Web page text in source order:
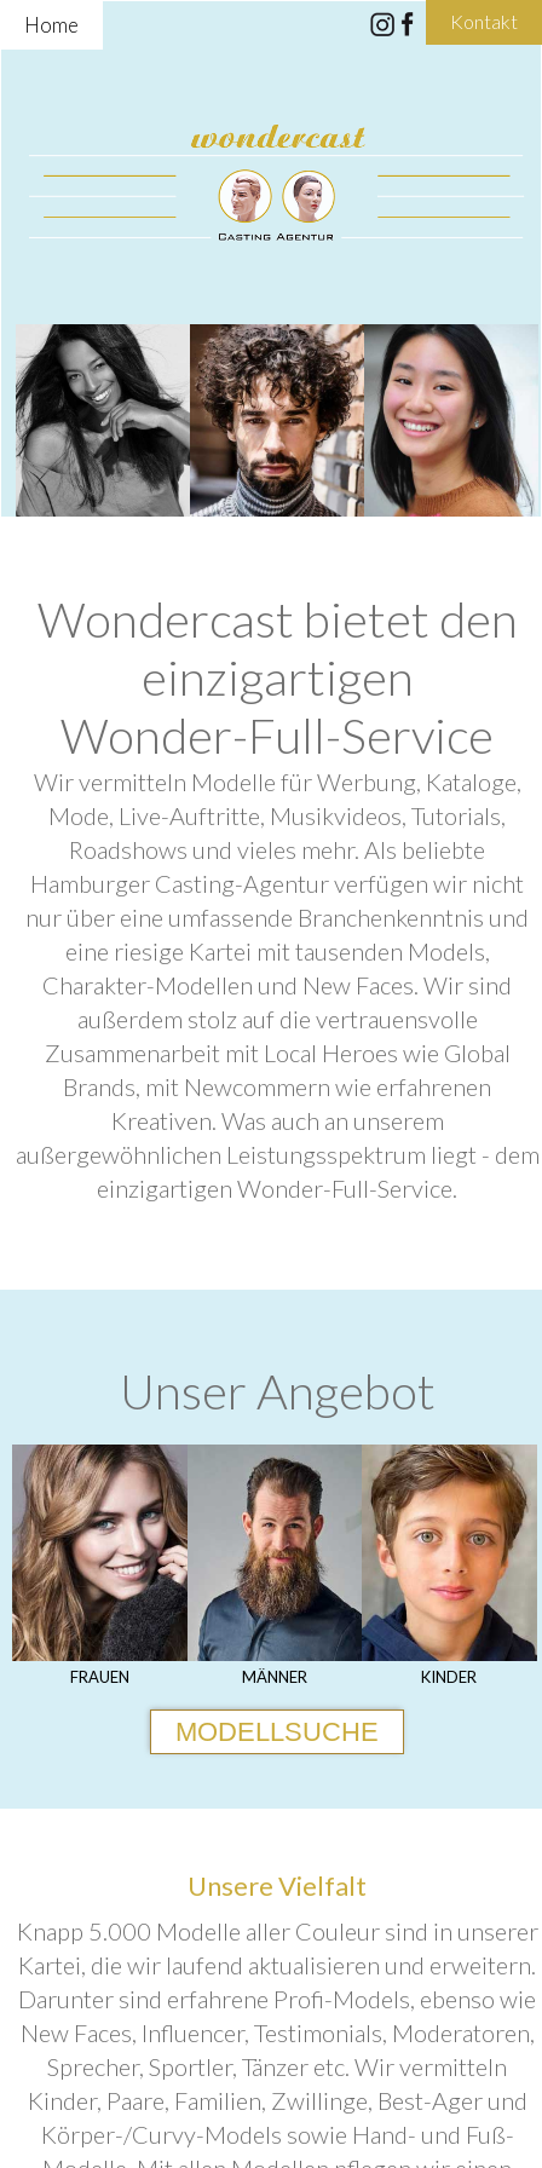
Home Kontakt
Wondercast bietet den
einzigartigen
Wonder-Full-Service
Wir vermitteln Modelle für Werbung, Kataloge,
Mode, Live-Auftritte, Musikvideos, Tutorials,
Roadshows und vieles mehr. Als beliebte
Hamburger Casting-Agentur verfügen wir nicht
nur über eine umfassende Branchenkenntnis und
eine riesige Kartei mit tausenden Models,
Charakter-Modellen und New Faces. Wir sind
außerdem stolz auf die vertrauensvolle
Zusammenarbeit mit Local Heroes wie Global
Brands, mit Newcommern wie erfahrenen
Kreativen. Was auch an unserem
außergewöhnlichen Leistungsspektrum liegt - dem
einzigartigen Wonder-Full-Service.
Unser Angebot
FRAUEN MÄNNER KINDER
MODELLSUCHE
Unsere Vielfalt
Knapp 5.000 Modelle aller Couleur sind in unserer
Kartei, die wir laufend aktualisieren und erweitern.
Darunter sind erfahrene Profi-Models, ebenso wie
New Faces, Influencer, Testimonials, Moderatoren,
Sprecher, Sportler, Tänzer etc. Wir vermitteln
Kinder, Paare, Familien, Zwillinge, Best-Ager und
Körper-/Curvy-Models sowie Hand- und Fuß-